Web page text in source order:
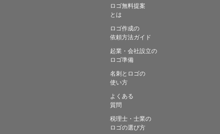
ロゴ無料提案
とは
ロゴ作成の
依頼方法ガイド
起業・会社設立の
ロゴ準備
名刺とロゴの
使い方
よくある
質問
税理士・士業の
ロゴの選び方